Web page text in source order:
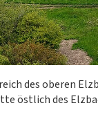
des oberen
östlich des